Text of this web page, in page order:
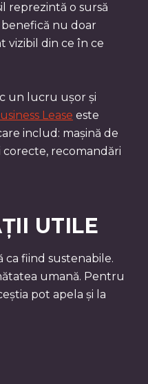
reprezintă o sursă
nu doar
vizibil din ce în ce
un lucru ușor și
Lease este
includ: mașină de
corecte, recomandări
UTILE
ca fiind sustenabile.
umană. Pentru
pot apela și la